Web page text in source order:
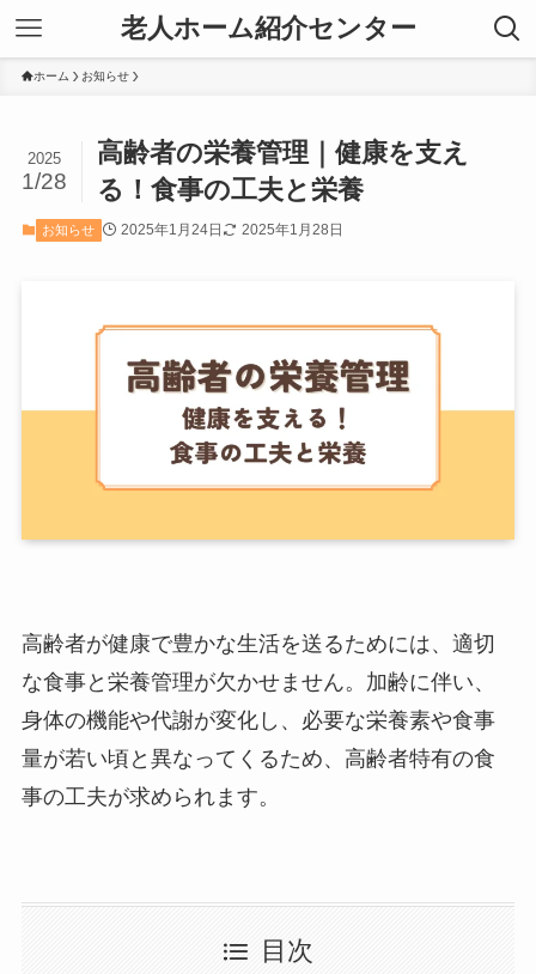
老人ホーム紹介センター
ホーム お知らせ
高齢者の栄養管理｜健康を支え
る！食事の工夫と栄養
2025
1/28
お知らせ 2025年1月24日 2025年1月28日
高齢者が健康で豊かな生活を送るためには、適切
な食事と栄養管理が欠かせません。加齢に伴い、
身体の機能や代謝が変化し、必要な栄養素や食事
量が若い頃と異なってくるため、高齢者特有の食
事の工夫が求められます。
目次